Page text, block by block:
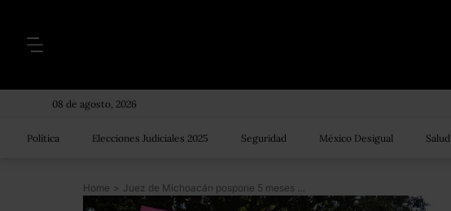
08 de agosto, 2026
Política Elecciones Judiciales 2025 Seguridad México Desigual Salud
Home > Juez de Michoacán pospone 5 meses una audiencia por la sustracción de una niña de 7 años